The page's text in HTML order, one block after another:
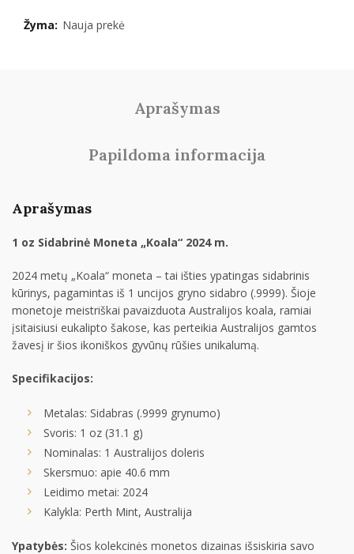
Žyma: Nauja prekė
Aprašymas
Papildoma informacija
Aprašymas
1 oz Sidabrinė Moneta „Koala“ 2024 m.
2024 metų „Koala“ moneta – tai išties ypatingas sidabrinis
kūrinys, pagamintas iš 1 uncijos gryno sidabro (.9999). Šioje
monetoje meistriškai pavaizduota Australijos koala, ramiai
įsitaisiusi eukalipto šakose, kas perteikia Australijos gamtos
žavesį ir šios ikoniškos gyvūnų rūšies unikalumą.
Specifikacijos:
Metalas: Sidabras (.9999 grynumo)
Svoris: 1 oz (31.1 g)
Nominalas: 1 Australijos doleris
Skersmuo: apie 40.6 mm
Leidimo metai: 2024
Kalykla: Perth Mint, Australija
Ypatybės: Šios kolekcinės monetos dizainas išsiskiria savo